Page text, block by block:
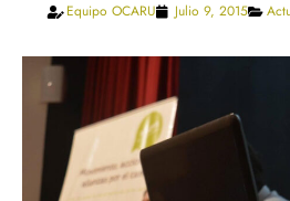
Equipo OCARU Julio 9, 2015